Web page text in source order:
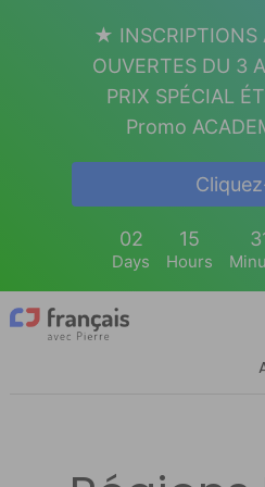
★ INSCRIPTIONS
OUVERTES DU 3
PRIX SPÉCIAL
Promo
02
Days
15
Hours